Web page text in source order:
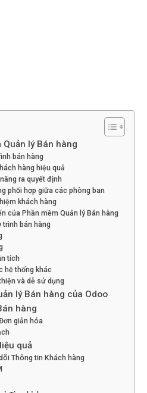
lý Bán hàng
bán hàng
hàng hiệu quả
ra quyết định
phối hợp giữa các phòng ban
khách hàng
của Phần mềm Quản lý Bán hàng
trình bán hàng
tích
hệ thống khác
và dễ sử dụng
lý Bán hàng của Odoo
hàng
giản hóa
quả
Thông tin Khách hàng